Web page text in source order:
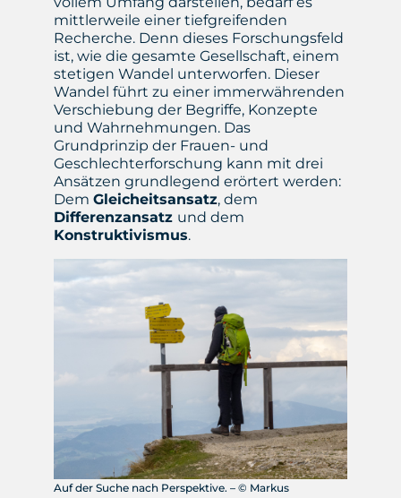
mittlerweile einer tiefgreifenden
Recherche. Denn dieses Forschungsfeld
ist, wie die gesamte Gesellschaft, einem
stetigen Wandel unterworfen. Dieser
Wandel führt zu einer immerwährenden
Verschiebung der Begriffe, Konzepte
und Wahrnehmungen. Das
Grundprinzip der Frauen- und
Geschlechterforschung kann mit drei
Ansätzen grundlegend erörtert werden:
Dem Gleicheitsansatz, dem
Differenzansatz und dem
Konstruktivismus.
Auf der Suche nach Perspektive. – © Markus